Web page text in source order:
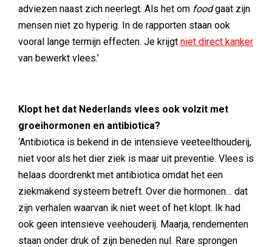
adviezen naast zich neerlegt. Als het om foodgaat zijn
mensen niet zo hyperig. In de rapporten staan ook
vooral lange termijn effecten. Je krijgt niet direct kanker
van bewerkt vlees.’
Klopt het dat Nederlands vlees ook volzit met
groeihormonen en antibiotica?
‘Antibiotica is bekend in de intensieve veeteelthouderij,
niet voor als het dier ziek is maar uit preventie. Vlees is
helaas doordrenkt met antibiotica omdat het een
ziekmakend systeem betreft. Over die hormonen… dat
zijn verhalen waarvan ik niet weet of het klopt. Ik had
ook geen intensieve veehouderij. Maarja, rendementen
staan onder druk of zijn beneden nul. Rare sprongen